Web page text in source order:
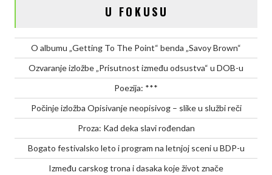
n
U FOKUSU
O albumu „Getting To The Point“ benda „Savoy Brown“
Ozvaranje izložbe „Prisutnost između odsustva“ u DOB-u
Poezija: ***
Počinje izložba Opisivanje neopisivog – slike u službi reči
Proza: Kad deka slavi rođendan
Bogato festivalsko leto i program na letnjoj sceni u BDP-u
Između carskog trona i dasaka koje život znače